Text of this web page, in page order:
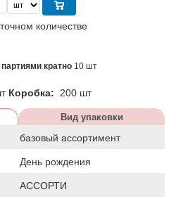
количестве
кратно 10 шт
Коробка: 200 шт
Вид упаковки
базовый ассортимент
День рождения
АССОРТИ